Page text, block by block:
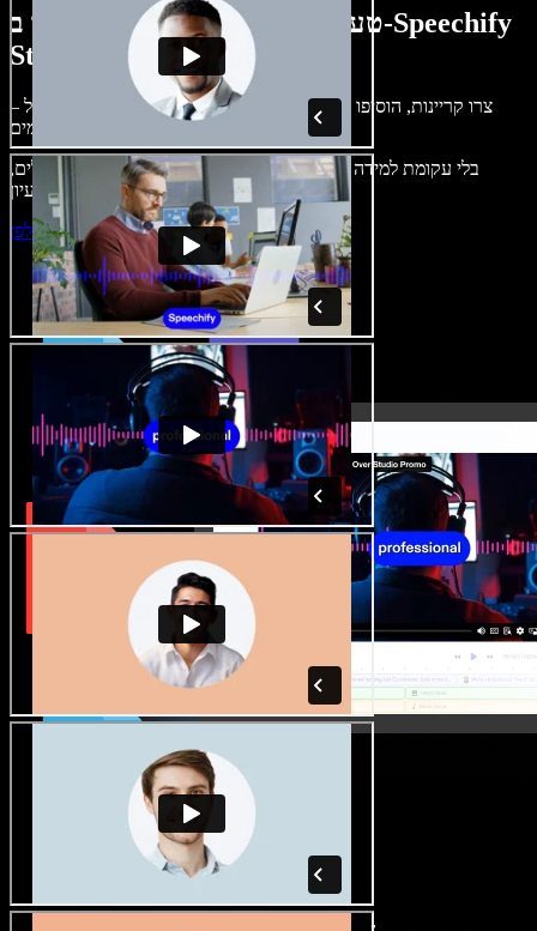
טעימה קטנה ממה שתוכלו ליצור ב-Speechify
Studio.
צרו קריינות, הוסיפו תמונות ללא זכויות, אודיו, סרטונים ושיבוט קול –
בלי עקומת למידה – הכול זמין בדפדפן. יוצרי תוכן כבר לא מוגבלים,
התחילו ליצור באולפן